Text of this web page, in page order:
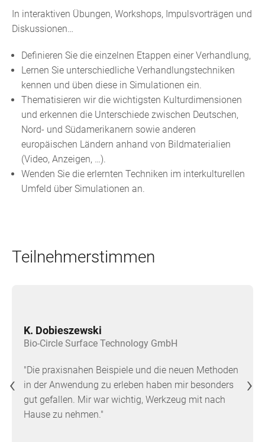
In interaktiven Übungen, Workshops, Impulsvorträgen und
Diskussionen…
Definieren Sie die einzelnen Etappen einer Verhandlung,
Lernen Sie unterschiedliche Verhandlungstechniken
kennen und üben diese in Simulationen ein.
Thematisieren wir die wichtigsten Kulturdimensionen
und erkennen die Unterschiede zwischen Deutschen,
Nord- und Südamerikanern sowie anderen
europäischen Ländern anhand von Bildmaterialien
(Video, Anzeigen, …).
Wenden Sie die erlernten Techniken im interkulturellen
Umfeld über Simulationen an.
Teilnehmerstimmen
K. Dobieszewski
Bio-Circle Surface Technology GmbH
"Die praxisnahen Beispiele und die neuen Methoden
in der Anwendung zu erleben haben mir besonders
gut gefallen. Mir war wichtig, Werkzeug mit nach
Hause zu nehmen."
‹ ›